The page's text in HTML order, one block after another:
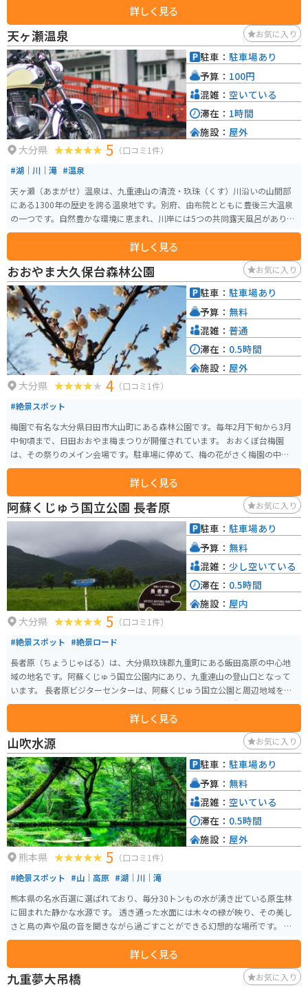
詳しく見る
天ヶ瀬温泉 お気に入り
大分県 5 （口コミ1件）
#湖｜川｜滝 #温泉
天ヶ瀬（あまがせ）温泉は、九重連山の清流・玖珠（くす）川沿いの山間部
にある1300年の歴史を誇る温泉地です。別府、由布院とともに豊後三大温泉
の一つです。自然豊かな環境に恵まれ、川岸には5つの共同露天風呂がありま
す。 特に、水面と同じ視線で川のせせらぎを聞きながら浸かる露天風呂は、
格別な癒しを与えてくれます。夜には、満天の星空と蛍の光が浴場を幻想的
に演出し、昭和初期の洋館を思わせる建物や情緒あふれる橋がその風景を一
層引き立てます。 温泉地には、表情豊かなお地蔵さんやいくつかの足湯も点
在しており、散策も楽しむことができます。泉質は単純泉とイオウ泉で、リ
ウマチや皮膚病に効果があるとされています。歴史的にも重要な場所であ
り、江戸時代には天領・日田の代官たち、幕末には広瀬淡窓や門下生の大村
益次郎なども湯治に訪れたとされています。 2020年の豪雨災害により、多く
の温泉旅館や施設が被害に遭いました。現在は流された橋も修復されてお
り、当時の傷は癒えてきており、活気も戻りつつあります。100円で入れる温
泉（フルオープンで囲いも無いので丸見え）も復活しており、ぜひタオルご
持参で行ってください。解放感抜群の温泉で川を望みながらゆっくりツーリ
詳しく見る
駐車： 駐車場あり
予算： 100円
混雑： 空いている
滞在： 1時間
施設： 屋外
おおやま大久保台森林公園 お気に入り
大分県 4 （口コミ1件）
#絶景スポット
梅園で有名な大分県日田市大山町にある森林公園です。毎年2月下旬から3月
中旬頃まで、日田おおやま梅まつりが開催されています。 おおくぼ台梅園
は、その祭りのメイン会場です。駐車場に停めて、梅の花がさく梅園の中を散
策できます。近くには道の駅や温泉施設もあるため、疲れた身体を癒やすの
詳しく見る
駐車： 駐車場あり
予算： 無料
混雑： 普通
滞在： 0.5時間
施設： 屋外
阿蘇くじゅう国立公園 長者原 お気に入り
大分県 5 （口コミ1件）
#絶景スポット #絶景ロード
長者原（ちょうじゃばる）は、大分県玖珠郡九重町にある飯田高原の中心地
域の地名です。阿蘇くじゅう国立公園内にあり、九重連山の登山口となって
います。 長者原ビジターセンターは、阿蘇くじゅう国立公園と周辺地域を紹
介する博物展示施設で、館内では旬の自然の展示の他、巨大衛星写真やハイ
ビジョンシアターでくじゅうの四季の映像が見られます。 道も景色も最高な
ので、バイクなら一度は訪れ欲しいスポットです。この場所バイクを並べて
写真を撮っている人が多いです。
詳しく見る
駐車： 駐車場あり
予算： 無料
混雑： 少し空いている
滞在： 0.5時間
施設： 屋内
山吹水源 お気に入り
熊本県 5 （口コミ1件）
#絶景スポット #山｜高原 #湖｜川｜滝
熊本県の名水百選に選ばれており、毎分30トンもの水が湧き出ている原生林
に囲まれた静かな水源です。 透き通った水面には木々の緑が映り、その美し
さと鳥の声や風の音を聞きながら過ごすことができる幻想的な場所です。 車
であれば15台ほど停められる大きな駐車場とトイレもあります。駐車場から
徒歩で560m歩きます。舗装されている遊歩道なので、そこまで大変ではない
です。
詳しく見る
駐車： 駐車場あり
予算： 無料
混雑： 空いている
滞在： 0.5時間
施設： 屋外
九重夢大吊橋 お気に入り